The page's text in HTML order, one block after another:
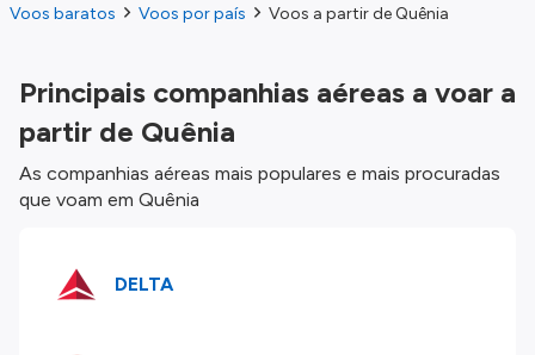
Voos baratos Voos por país Voos a partir de Quênia
Principais companhias aéreas a voar a
partir de Quênia
As companhias aéreas mais populares e mais procuradas
que voam em Quênia
DELTA